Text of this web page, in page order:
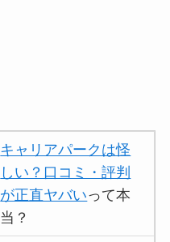
キャリアパークは怪
しい？口コミ・評判
が正直ヤバいって本
当？